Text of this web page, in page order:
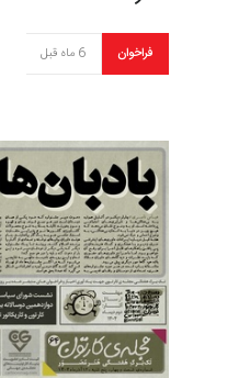
فراخوان 6 ماه قبل